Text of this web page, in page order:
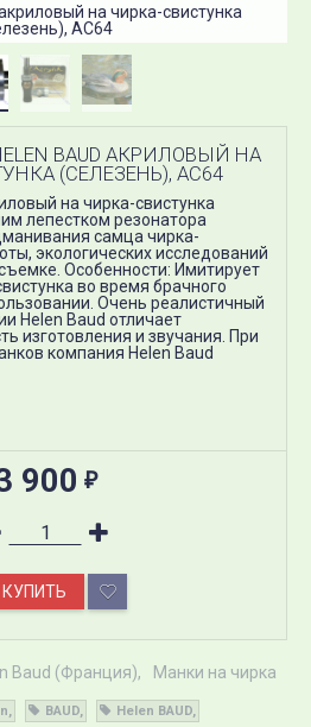
на чирка-свистунка
AC64
BAUD АКРИЛОВЫЙ НА
(СЕЛЕЗЕНЬ), AC64
на чирка-свистунка
лепестком резонатора
самца чирка-
экологических исследований
Особенности: Имитирует
во время брачного
Очень реалистичный
Helen Baud отличает
изготовления и звучания. При
компания Helen Baud
900 ₽
КУПИТЬ
Baud (Франция) Манки на чирка
BAUD
Helen BAUD